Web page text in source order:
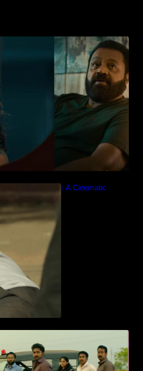
ടീസർ പുറത്ത്; വക്കീൽ
നിറഞ്ഞാടി സുരേഷ് ഗോപി..
Chandhu – Teaser: A Cinematic
“പാർട്നെർസ്” പ്രേക്ഷക ശ്രദ്ധ
ടീസർ കാണാം..